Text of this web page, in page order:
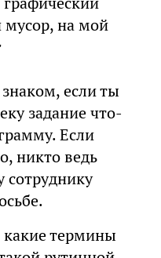
на мой
если ты
задание что-
Если
никто ведь
сотруднику
какие термины